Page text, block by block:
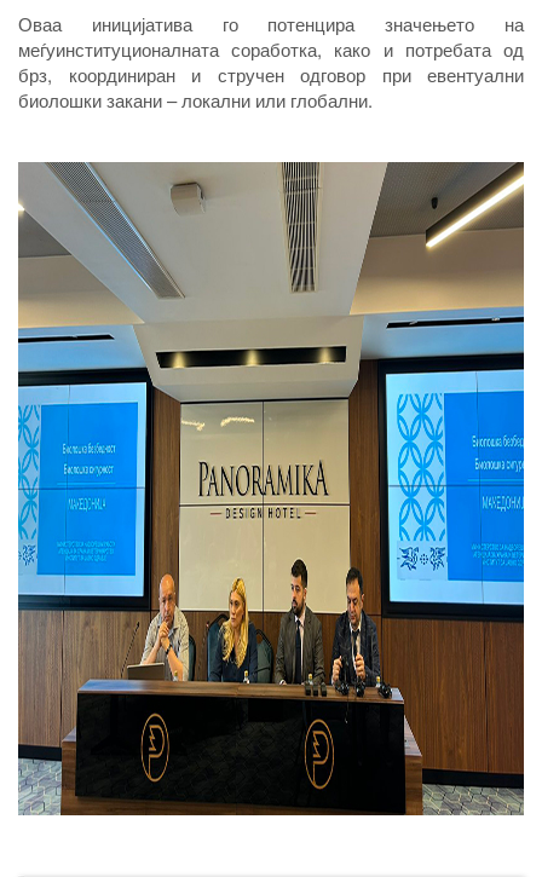
Оваа иницијатива го потенцира значењето на
меѓуинституционалната соработка, како и потребата од
брз, координиран и стручен одговор при евентуални
биолошки закани – локални или глобални.